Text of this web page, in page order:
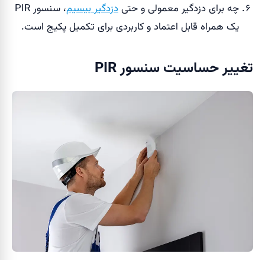
چه برای دزدگیر معمولی و حتیدزدگیر بیسیم
، سنسور PIR
یک همراه قابل اعتماد و کاربردی برای تکمیل پکیج است.
تغییر حساسیت سنسور PIR